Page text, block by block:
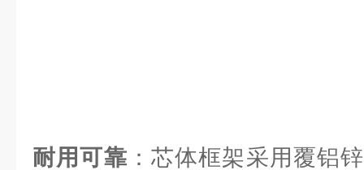
耐用可靠 ：芯体框架采用覆铝